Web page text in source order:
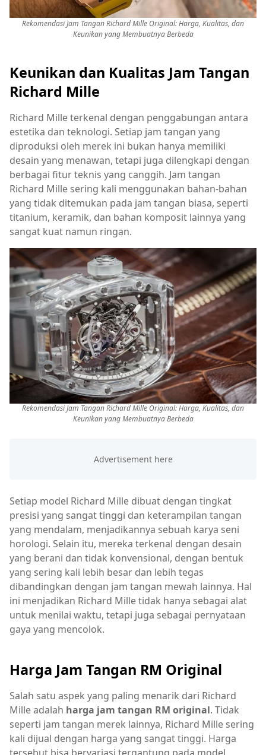
Rekomendasi Jam Tangan Richard Mille Original: Harga, Kualitas, dan
Keunikan yang Membuatnya Berbeda
Keunikan dan Kualitas Jam Tangan
Richard Mille
Richard Mille terkenal dengan penggabungan antara
estetika dan teknologi. Setiap jam tangan yang
diproduksi oleh merek ini bukan hanya memiliki
desain yang menawan, tetapi juga dilengkapi dengan
berbagai fitur teknis yang canggih. Jam tangan
Richard Mille sering kali menggunakan bahan-bahan
yang tidak ditemukan pada jam tangan biasa, seperti
titanium, keramik, dan bahan komposit lainnya yang
sangat kuat namun ringan.
Rekomendasi Jam Tangan Richard Mille Original: Harga, Kualitas, dan
Keunikan yang Membuatnya Berbeda
Setiap model Richard Mille dibuat dengan tingkat
presisi yang sangat tinggi dan keterampilan tangan
yang mendalam, menjadikannya sebuah karya seni
horologi. Selain itu, mereka terkenal dengan desain
yang berani dan tidak konvensional, dengan bentuk
yang sering kali lebih besar dan lebih tegas
dibandingkan dengan jam tangan mewah lainnya. Hal
ini menjadikan Richard Mille tidak hanya sebagai alat
untuk menilai waktu, tetapi juga sebagai pernyataan
gaya yang mencolok.
Harga Jam Tangan RM Original
Salah satu aspek yang paling menarik dari Richard
Mille adalah harga jam tangan RM original. Tidak
seperti jam tangan merek lainnya, Richard Mille sering
kali dijual dengan harga yang sangat tinggi. Harga